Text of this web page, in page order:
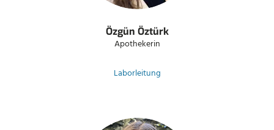
Özgün Öztürk
Apothekerin
Laborleitung